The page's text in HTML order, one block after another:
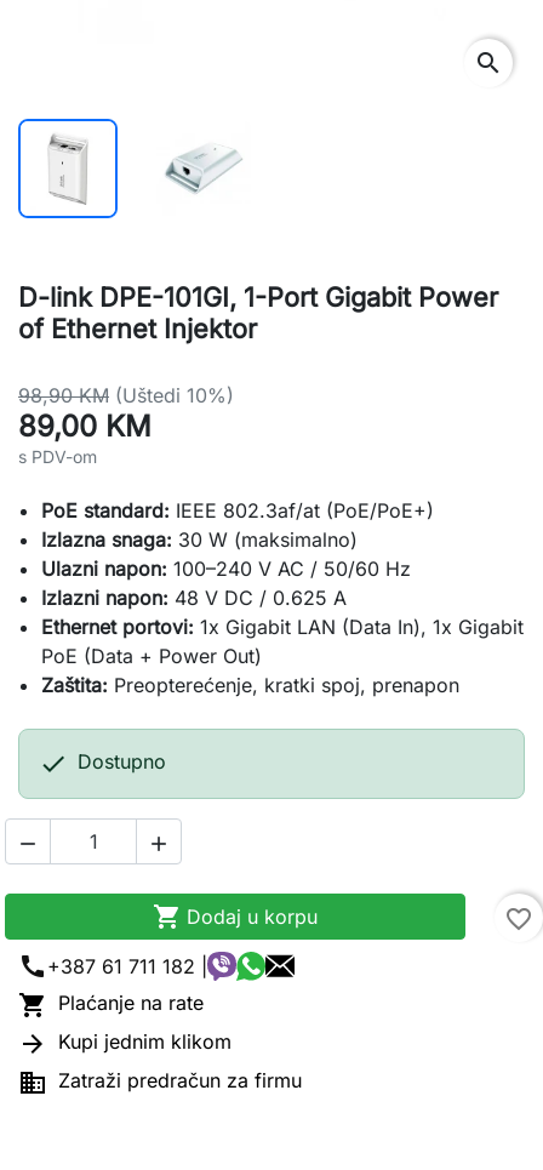
search
D-link DPE-101GI, 1-Port Gigabit Power
of Ethernet Injektor
98,90 KM (Uštedi 10%)
89,00 KM
s PDV-om
PoE standard: IEEE 802.3af/at (PoE/PoE+)
Izlazna snaga: 30 W (maksimalno)
Ulazni napon: 100–240 V AC / 50/60 Hz
Izlazni napon: 48 V DC / 0.625 A
Ethernet portovi: 1x Gigabit LAN (Data In), 1x Gigabit
PoE (Data + Power Out)
Zaštita: Preopterećenje, kratki spoj, prenapon
 Dostupno
 
 Dodaj u korpu
favorite_border
call +387 61 711 182 |
 Plaćanje na rate
 Kupi jednim klikom
 Zatraži predračun za firmu